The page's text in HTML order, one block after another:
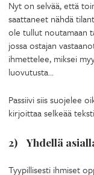
Nyt on selvää, että
saattaneet nähdä
ole tullut noutamaan
jossa ostajan
ihmettelee, miksei
luovutusta…
Passiivi siis suojelee
kirjoittaa selkeää
2) Yhdellä
Tyypillisesti ihmiset